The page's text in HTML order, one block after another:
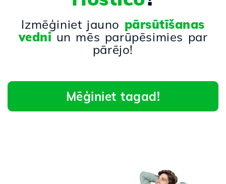
Izmēģiniet jauno pārsūtīšanas
vedni un mēs parūpēsimies par
pārējo!
Mēģiniet tagad!